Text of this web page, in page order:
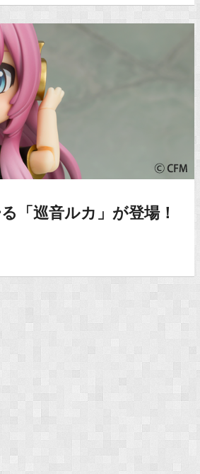
「巡音ルカ」が登場！